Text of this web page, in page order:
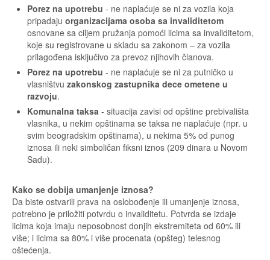
Porez na upotrebu - ne naplaćuje se ni za vozila koja
pripadaju organizacijama osoba sa invaliditetom
osnovane sa ciljem pružanja pomoći licima sa invaliditetom,
koje su registrovane u skladu sa zakonom – za vozila
prilagođena isključivo za prevoz njihovih članova.
Porez na upotrebu - ne naplaćuje se ni za putničko u
vlasništvu zakonskog zastupnika dece ometene u
razvoju.
Komunalna taksa - situacija zavisi od opštine prebivališta
vlasnika, u nekim opštinama se taksa ne naplaćuje (npr. u
svim beogradskim opštinama), u nekima 5% od punog
iznosa ili neki simboličan fiksni iznos (209 dinara u Novom
Sadu).
Kako se dobija umanjenje iznosa?
Da biste ostvarili prava na oslobođenje ili umanjenje iznosa,
potrebno je priložiti potvrdu o invaliditetu. Potvrda se izdaje
licima koja imaju neposobnost donjih ekstremiteta od 60% ili
više; i licima sa 80% i više procenata (opšteg) telesnog
oštećenja.